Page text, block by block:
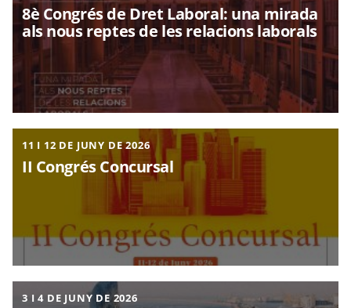
8è Congrés de Dret Laboral: una mirada
als nous reptes de les relacions laborals
11 I 12 DE JUNY DE 2026
II Congrés Concursal
3 I 4 DE JUNY DE 2026